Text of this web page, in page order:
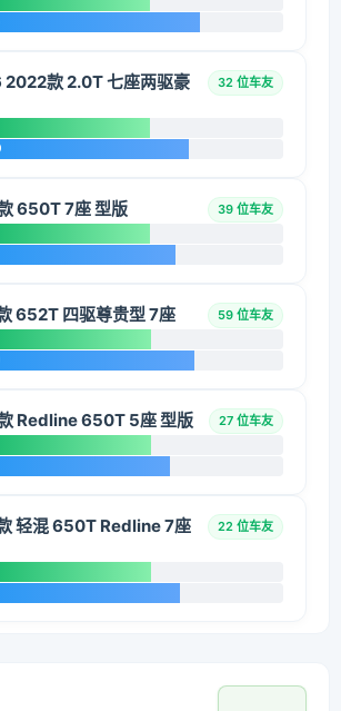
2022款 2.0T 七座两驱豪
32 位车友
650T 7座 型版 39 位车友
652T 四驱尊贵型 7座 59 位车友
Redline 650T 5座 型版 27 位车友
轻混 650T Redline 7座
22 位车友